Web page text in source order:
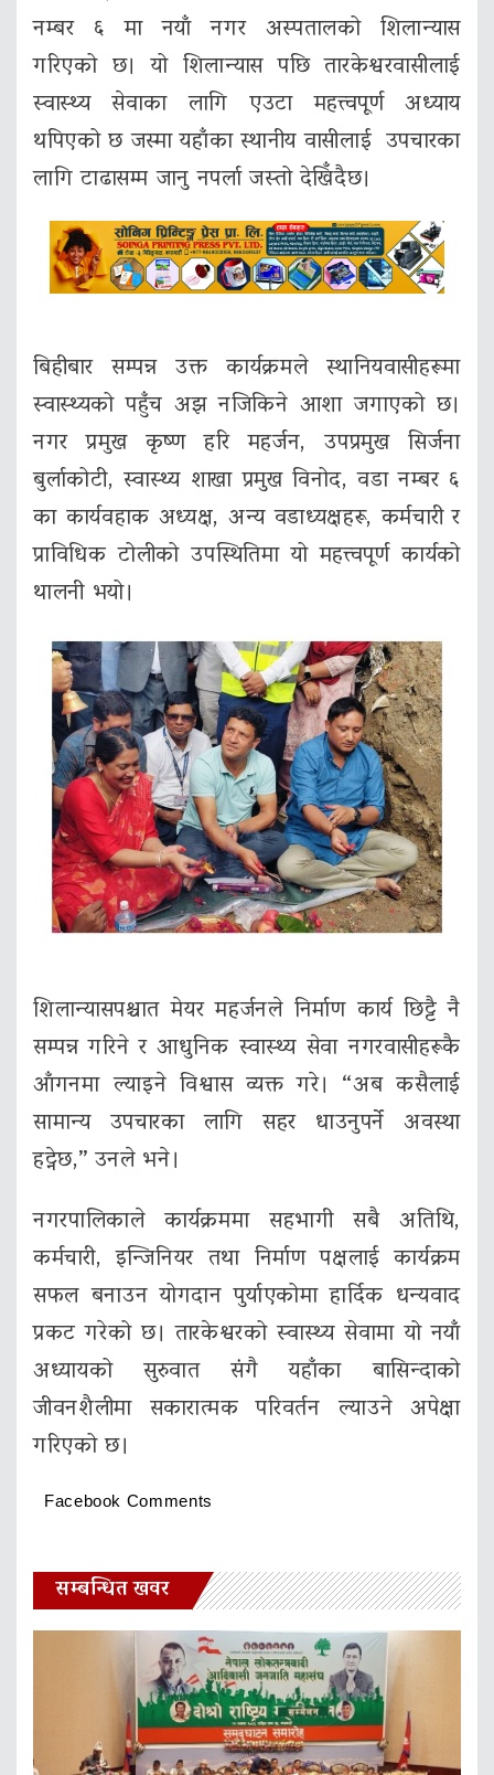
नम्बर ६ मा नयाँ नगर अस्पतालको शिलान्यास
गरिएको छ। यो शिलान्यास पछि तारकेश्वरवासीलाई
स्वास्थ्य सेवाका लागि एउटा महत्त्वपूर्ण अध्याय
थपिएको छ जस्मा यहाँका स्थानीय वासीलाई उपचारका
लागि टाढासम्म जानु नपर्ला जस्तो देखिँदैछ।
बिहीबार सम्पन्न उक्त कार्यक्रमले स्थानियवासीहरूमा
स्वास्थ्यको पहुँच अझ नजिकिने आशा जगाएको छ।
नगर प्रमुख कृष्ण हरि महर्जन, उपप्रमुख सिर्जना
बुर्लाकोटी, स्वास्थ्य शाखा प्रमुख विनोद, वडा नम्बर ६
का कार्यवहाक अध्यक्ष, अन्य वडाध्यक्षहरू, कर्मचारी र
प्राविधिक टोलीको उपस्थितिमा यो महत्त्वपूर्ण कार्यको
थालनी भयो।
शिलान्यासपश्चात मेयर महर्जनले निर्माण कार्य छिट्टै नै
सम्पन्न गरिने र आधुनिक स्वास्थ्य सेवा नगरवासीहरूकै
आँगनमा ल्याइने विश्वास व्यक्त गरे। “अब कसैलाई
सामान्य उपचारका लागि सहर धाउनुपर्ने अवस्था
हट्नेछ,” उनले भने।
नगरपालिकाले कार्यक्रममा सहभागी सबै अतिथि,
कर्मचारी, इन्जिनियर तथा निर्माण पक्षलाई कार्यक्रम
सफल बनाउन योगदान पुर्याएकोमा हार्दिक धन्यवाद
प्रकट गरेको छ। तारकेश्वरको स्वास्थ्य सेवामा यो नयाँ
अध्यायको सुरुवात संगै यहाँका बासिन्दाको
जीवनशैलीमा सकारात्मक परिवर्तन ल्याउने अपेक्षा
गरिएको छ।
Facebook Comments
सम्बन्धित खवर